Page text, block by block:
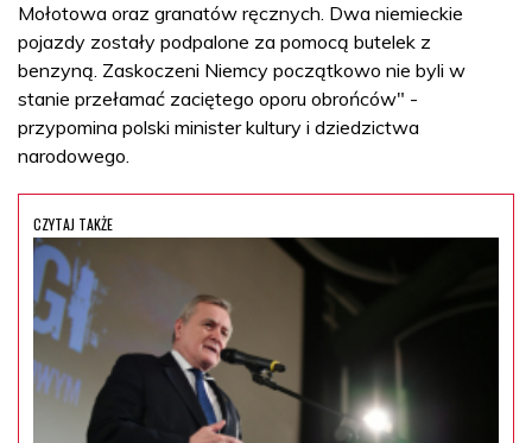
Mołotowa oraz granatów ręcznych. Dwa niemieckie
pojazdy zostały podpalone za pomocą butelek z
benzyną. Zaskoczeni Niemcy początkowo nie byli w
stanie przełamać zaciętego oporu obrońców" -
przypomina polski minister kultury i dziedzictwa
narodowego.
CZYTAJ TAKŻE